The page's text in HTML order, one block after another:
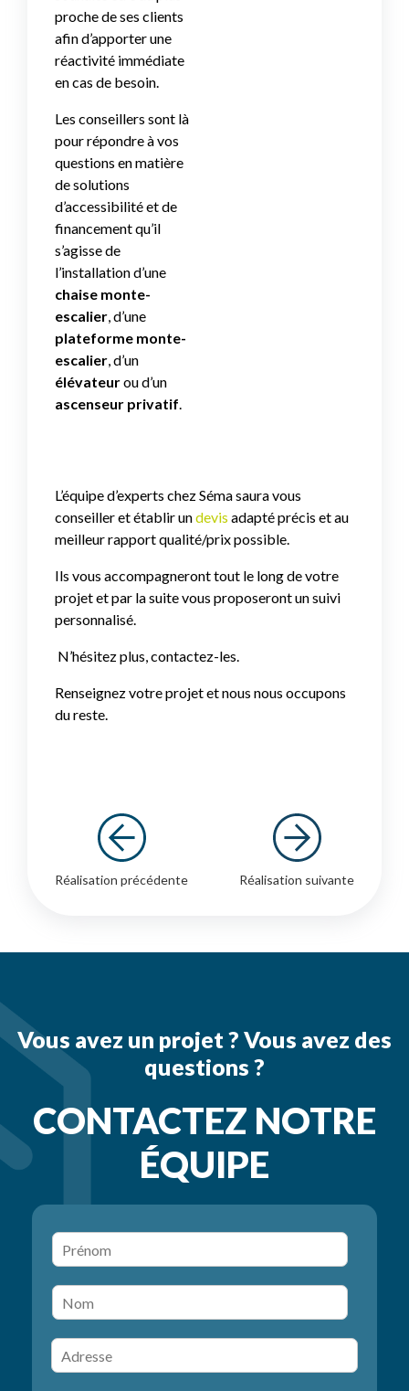
proche de ses clients
afin d’apporter une
réactivité immédiate
en cas de besoin.
Les conseillers sont là
pour répondre à vos
questions en matière
de solutions
d’accessibilité et de
financement qu’il
s’agisse de
l’installation d’une
chaise monte-
escalier, d’une
plateforme monte-
escalier, d’un
élévateurou d’un
ascenseur privatif.
L’équipe d’experts chez Séma saura vous
conseiller et établir undevis adapté précis et au
meilleur rapport qualité/prix possible.
Ils vous accompagneront tout le long de votre
projet et par la suite vous proposeront un suivi
personnalisé.
N’hésitez plus, contactez-les.
Renseignez votre projet et nous nous occupons
du reste.
Réalisation précédente Réalisation suivante
Vous avez un projet ? Vous avez des
questions ?
CONTACTEZ NOTRE
ÉQUIPE
P
r
n
o
N
o
A
d